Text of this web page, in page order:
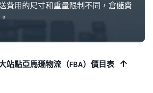
費用的尺寸和重量限制不同，倉儲費
站點亞馬遜物流（FBA）價目表